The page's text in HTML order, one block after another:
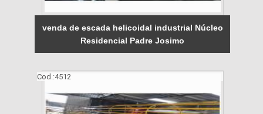
venda de escada helicoidal industrial Núcleo
Residencial Padre Josimo
Cod.:4512